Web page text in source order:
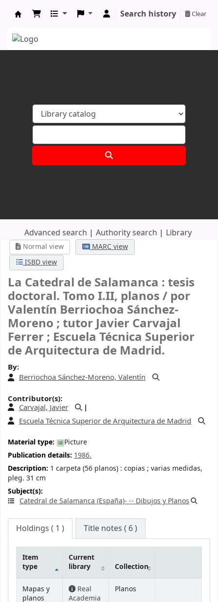
Search history Clear
Advanced search Authority search Library
Normal view
MARC view
ISBD view
La Catedral de Salamanca : tesis
doctoral. Tomo I.II, planos / por
Valentín Berriochoa Sánchez-
Moreno ; tutor Javier Carvajal
Ferrer ; Escuela Técnica Superior
de Arquitectura de Madrid.
By:
Berriochoa Sánchez-Moreno, Valentín
Contributor(s):
Carvajal, Javier
Escuela Técnica Superior de Arquitectura de Madrid
Material type:
Picture
Publication details: 1986.
Description: 1 carpeta (56 planos) : copias ; varias medidas,
pleg. 31 cm
Subject(s):
Catedral de Salamanca (España)- -- Dibujos y Planos
Holdings ( 1 ) Title notes ( 6 )
Item
type
Current
library
Collection
Mapas y
planos
Real
Academia
Planos